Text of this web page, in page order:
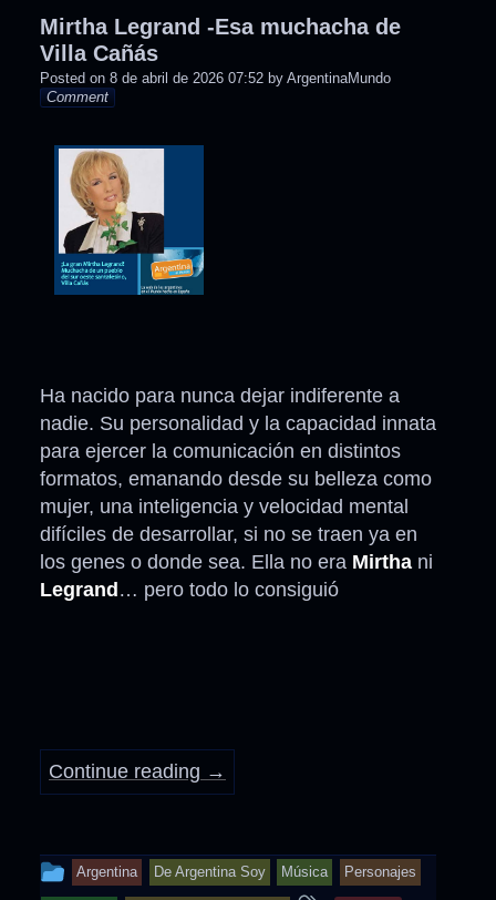
Mirtha Legrand -Esa muchacha de
Villa Cañás
Posted on 8 de abril de 2026 07:52 by ArgentinaMundo
Comment
Ha nacido para nunca dejar indiferente a
nadie. Su personalidad y la capacidad innata
para ejercer la comunicación en distintos
formatos, emanando desde su belleza como
mujer, una inteligencia y velocidad mental
difíciles de desarrollar, si no se traen ya en
los genes o donde sea. Ella no era Mirtha ni
Legrand … pero todo lo consiguió
Continue reading →
This
Argentina De Argentina Soy Música Personajes